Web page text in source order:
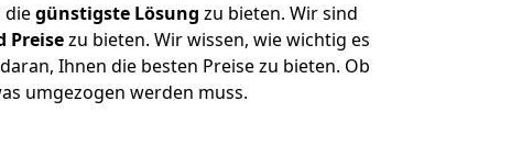
diegünstigste Lösung zu bieten. Wir sind
Preisezu bieten. Wir wissen, wie wichtig es
Ihnen die besten Preise zu bieten. Ob
umgezogen werden muss.